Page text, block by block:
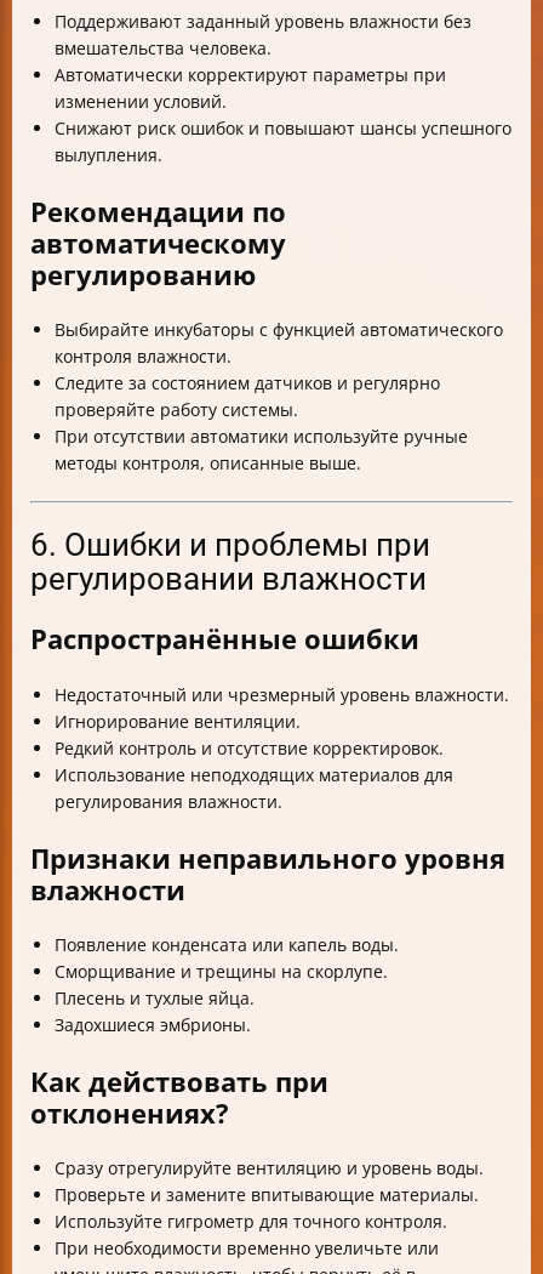
Поддерживают заданный уровень влажности без
вмешательства человека.
Автоматически корректируют параметры при
изменении условий.
Снижают риск ошибок и повышают шансы успешного
вылупления.
Рекомендации по
автоматическому
регулированию
Выбирайте инкубаторы с функцией автоматического
контроля влажности.
Следите за состоянием датчиков и регулярно
проверяйте работу системы.
При отсутствии автоматики используйте ручные
методы контроля, описанные выше.
6. Ошибки и проблемы при
регулировании влажности
Распространённые ошибки
Недостаточный или чрезмерный уровень влажности.
Игнорирование вентиляции.
Редкий контроль и отсутствие корректировок.
Использование неподходящих материалов для
регулирования влажности.
Признаки неправильного уровня
влажности
Появление конденсата или капель воды.
Сморщивание и трещины на скорлупе.
Плесень и тухлые яйца.
Задохшиеся эмбрионы.
Как действовать при
отклонениях?
Сразу отрегулируйте вентиляцию и уровень воды.
Проверьте и замените впитывающие материалы.
Используйте гигрометр для точного контроля.
При необходимости временно увеличьте или